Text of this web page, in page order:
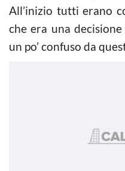
All’inizio tutti erano
che era una decisione
un po’ confuso da